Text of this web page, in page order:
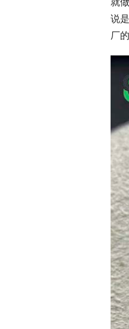
说
厂